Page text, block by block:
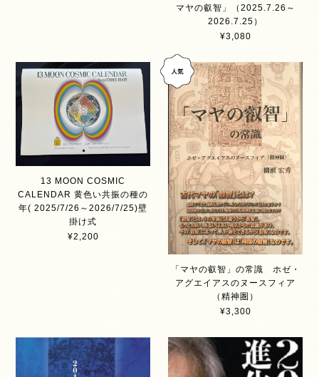
マヤの叡智」（2025.7.26～
2026.7.25）
¥3,080
13 MOON COSMIC
CALENDAR 黄色い共振の種の
年( 2025/7/26～2026/7/25)壁
掛け式
¥2,200
「マヤの叡智」の常識 ホゼ・
アグエイアスのヌースフィア
（精神圏）
¥3,300